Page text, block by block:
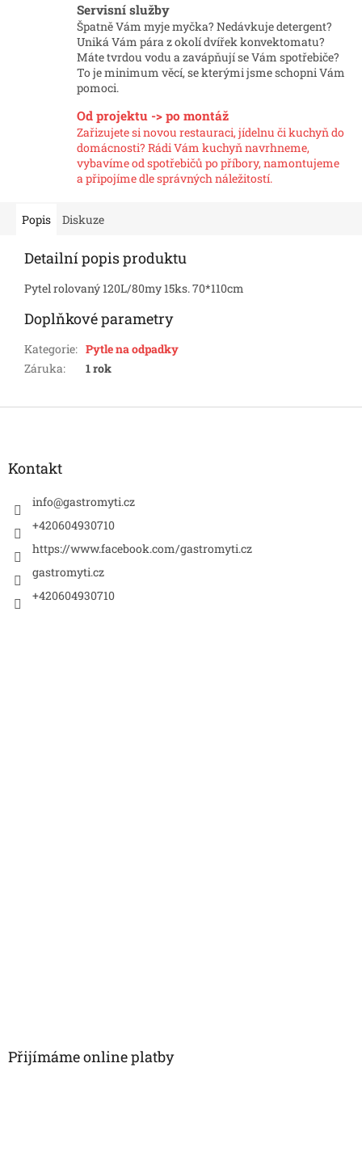
Servisní služby
Špatně Vám myje myčka? Nedávkuje detergent?
Uniká Vám pára z okolí dvířek konvektomatu?
Máte tvrdou vodu a zavápňují se Vám spotřebiče?
To je minimum věcí, se kterými jsme schopni Vám
pomoci.
Od projektu -> po montáž
Zařizujete si novou restauraci, jídelnu či kuchyň do
domácnosti? Rádi Vám kuchyň navrhneme,
vybavíme od spotřebičů po příbory, namontujeme
a připojíme dle správných náležitostí.
Popis Diskuze
Detailní popis produktu
Pytel rolovaný 120L/80my 15ks. 70*110cm
Doplňkové parametry
Kategorie: Pytle na odpadky
Záruka: 1 rok
Z
Kontakt
info@gastromyti.cz
+420604930710
https://www.facebook.com/gastromyti.cz
gastromyti.cz
+420604930710
Přijímáme online platby